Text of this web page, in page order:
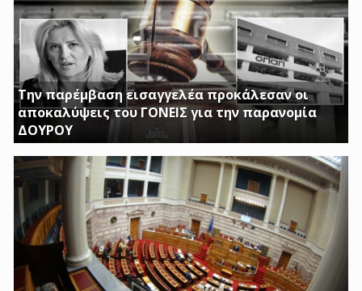
Την παρέμβαση εισαγγελέα προκάλεσαν οι
αποκαλύψεις του ΓΟΝΕΙΣ για την παρανομία
ΔΟΥΡΟΥ
ΤΗΝ ΩΡΑ ΠΟΥ ΚΤΙΡΙΑ ΤΟΥ ΔΗΜΟΣΙΟΥ ΠΑΡΑΜΕΝΟΥΝ ΚΛΕΙΣΤΑ
Η ΔΟΥΡΟΥ ΔΙΝΕΙ 20 ΕΚΚΑΤΟΜΥΡΙΑ ΓΙΑ ΑΓΟΡΑ